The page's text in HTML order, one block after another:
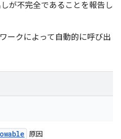
が不完全であることを報告し
ークによって自動的に呼び出
原因